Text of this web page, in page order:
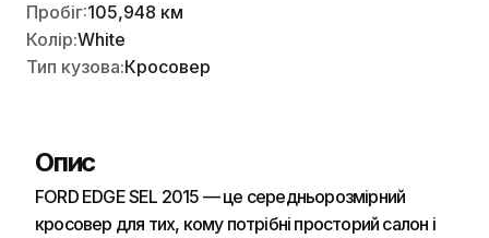
Пробіг:105,948 км
Колір:White
Тип кузова:Кросовер
Опис
FORD EDGE SEL 2015 — це середньорозмірний
кросовер для тих, кому потрібні просторий салон і